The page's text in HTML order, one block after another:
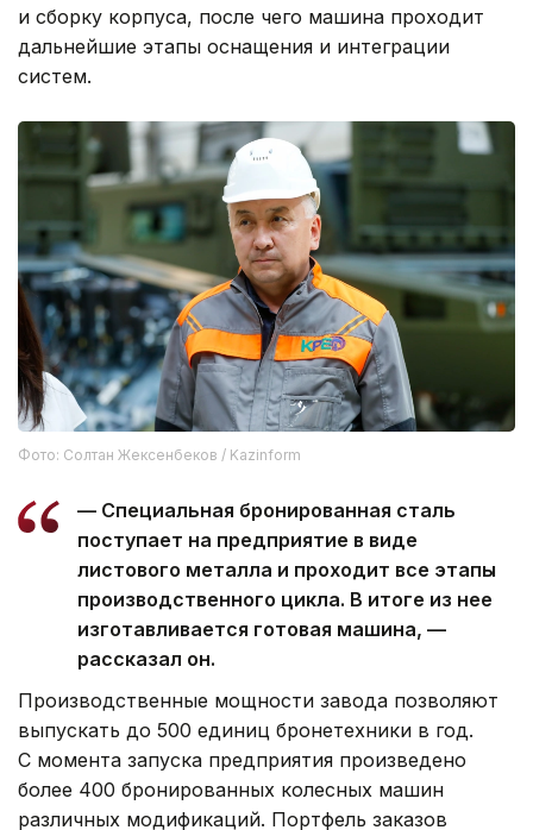
и сборку корпуса, после чего машина проходит
дальнейшие этапы оснащения и интеграции
систем.
Фото: Солтан Жексенбеков / Kazinform
— Специальная бронированная сталь
поступает на предприятие в виде
листового металла и проходит все этапы
производственного цикла. В итоге из нее
изготавливается готовая машина, —
рассказал он.
Производственные мощности завода позволяют
выпускать до 500 единиц бронетехники в год.
С момента запуска предприятия произведено
более 400 бронированных колесных машин
различных модификаций. Портфель заказов